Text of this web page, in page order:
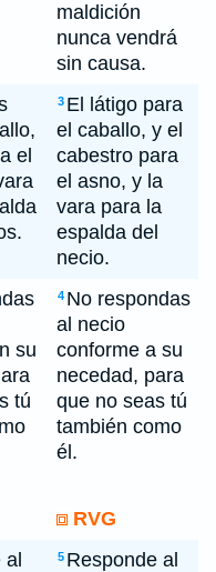
maldición
nunca vendrá
sin causa.
el
3 El látigo para
el caballo, y el
cabestro para
el asno, y la
vara para la
espalda del
necio.
su
tú
4 No respondas
al necio
conforme a su
necedad, para
que no seas tú
también como
él.
RVG
5 Responde al